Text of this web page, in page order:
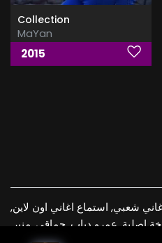
Collection
MaYan
2015
شعبي, استماع اغاني اون لاين,
اصلية, عمرو دياب, حماقي, منير,